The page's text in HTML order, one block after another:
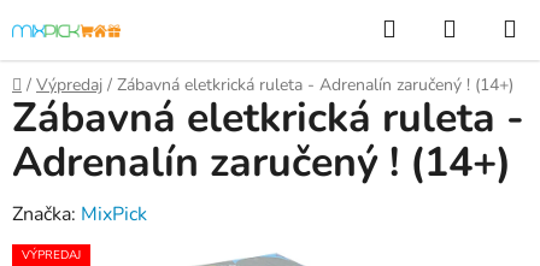
na
obsah
Hľadať
KOŠÍK
Domov
/ Výpredaj / Zábavná eletkrická ruleta - Adrenalín zaručený ! (14+)
Zábavná eletkrická ruleta -
Adrenalín zaručený ! (14+)
Značka: MixPick
VÝPREDAJ